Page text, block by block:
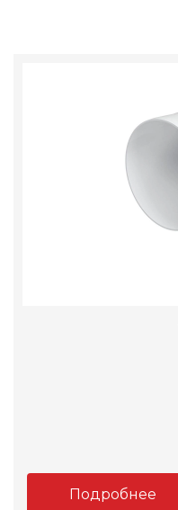
Подробнее